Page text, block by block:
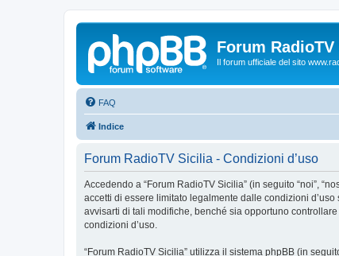
Forum
Il forum ufficiale del sito
FAQ
Indice
Forum RadioTV Sicilia - Condizioni d’uso
Accedendo a “Forum RadioTV Sicilia” (in seguito “noi”,
accetti di essere limitato legalmente dalle condizioni
avvisarti di tali modifiche, benché sia opportuno
condizioni d’uso.
“Forum RadioTV Sicilia” utilizza il sistema phpBB (in